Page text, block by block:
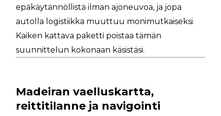
epäkäytännöllistä ilman ajoneuvoa, ja jopa
autolla logistiikka muuttuu monimutkaiseksi.
Kaiken kattava paketti poistaa tämän
suunnittelun kokonaan käsistäsi.
Madeiran vaelluskartta,
reittitilanne ja navigointi